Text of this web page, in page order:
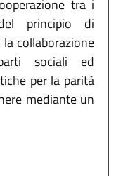
tra i
principio di
collaborazione
sociali ed
per la parità
mediante un